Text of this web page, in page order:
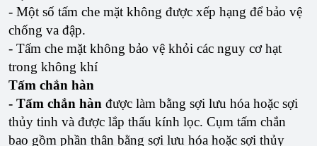
- Một số tấm che mặt không được xếp hạng để bảo vệ
chống va đập.
- Tấm che mặt không bảo vệ khỏi các nguy cơ hạt
trong không khí
Tấm chắn hàn
- Tấm chắn hàn được làm bằng sợi lưu hóa hoặc sợi
thủy tinh và được lắp thấu kính lọc. Cụm tấm chắn
bao gồm phần thân bằng sợi lưu hóa hoặc sợi thủy